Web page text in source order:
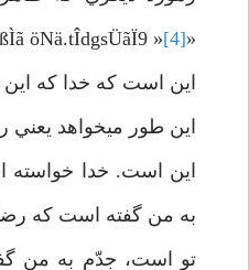
«ßÌã öNä.tÎdgsÜãÏ9 »
[4]
اين است كه خدا كه
اين طور مي­خواهد
اين است. خدا
به من گفته است كه
تو است، جدّم به من